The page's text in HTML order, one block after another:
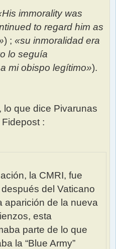
immorality was
to regard him as
) ; «su inmoralidad era
lo seguía
mi obispo legítimo»).
lo que dice Pivarunas
:
la CMRI, fue
del Vaticano
aparición de la nueva
esta
parte de lo que
la “Blue Army”